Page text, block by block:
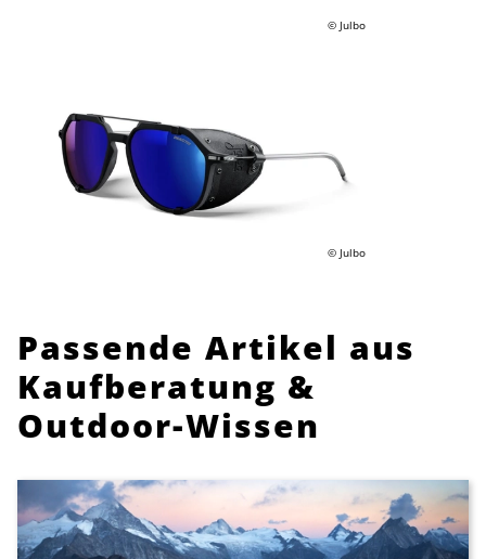
© Julbo
© Julbo
Passende Artikel aus
Kaufberatung &
Outdoor-Wissen